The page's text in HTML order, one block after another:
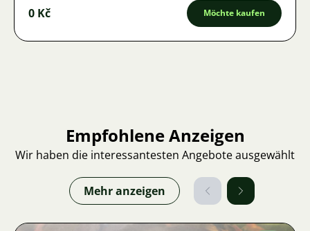
0 Kč Möchte kaufen
Empfohlene Anzeigen
Wir haben die interessantesten Angebote ausgewählt
Mehr anzeigen